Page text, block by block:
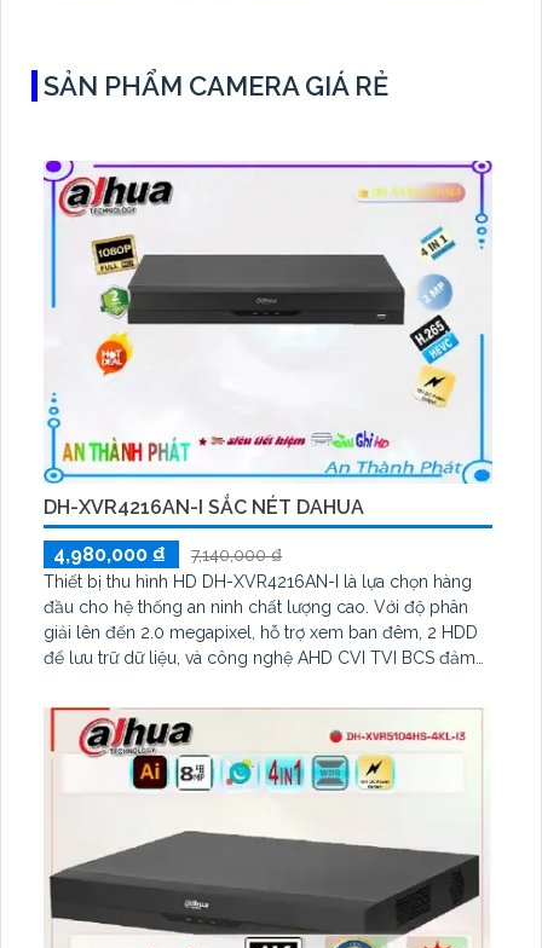
SẢN PHẨM CAMERA GIÁ RẺ
DH-XVR4216AN-I SẮC NÉT DAHUA
4,980,000 ₫
7,140,000 ₫
Thiết bị thu hình HD DH-XVR4216AN-I là lựa chọn hàng
đầu cho hệ thống an ninh chất lượng cao. Với độ phân
giải lên đến 2.0 megapixel, hỗ trợ xem ban đêm, 2 HDD
để lưu trữ dữ liệu, và công nghệ AHD CVI TVI BCS đảm
Camera IP, phù hợp cho công trình lớn